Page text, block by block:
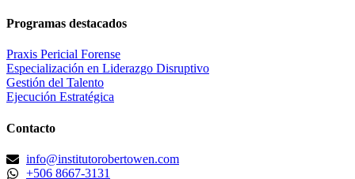
Programas destacados
Praxis Pericial Forense
Especialización en Liderazgo Disruptivo
Gestión del Talento
Ejecución Estratégica
Contacto
info@institutorobertowen.com
+506 8667-3131